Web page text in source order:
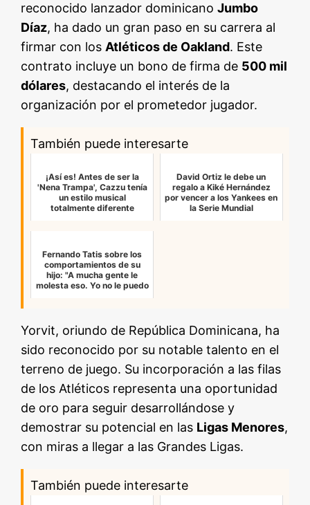
reconocido lanzador dominicanoJumbo
Díaz, ha dado un gran paso en su carrera al
firmar con losAtléticos de Oakland. Este
contrato incluye un bono de firma de 500 mil
dólares, destacando el interés de la
organización por el prometedor jugador.
También puede interesarte
¡Así es! Antes de ser la
'Nena Trampa', Cazzu tenía
un estilo musical
totalmente diferente
David Ortiz le debe un
regalo a Kiké Hernández
por vencer a los Yankees en
la Serie Mundial
Fernando Tatis sobre los
comportamientos de su
hijo: "A mucha gente le
molesta eso. Yo no le puedo
Yorvit, oriundo de República Dominicana, ha
sido reconocido por su notable talento en el
terreno de juego. Su incorporación a las filas
de los Atléticos representa una oportunidad
de oro para seguir desarrollándose y
demostrar su potencial en las Ligas Menores,
con miras a llegar a las Grandes Ligas.
También puede interesarte